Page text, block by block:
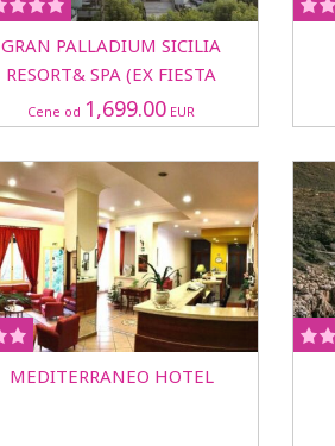
GRAN PALLADIUM SICILIA
RESORT& SPA (EX FIESTA
ATHENEE) HOTEL
Cene od 1,699.00 EUR
MEDITERRANEO HOTEL